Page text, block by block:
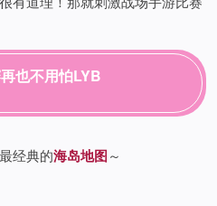
也不用怕LYB
经典的海岛地图～